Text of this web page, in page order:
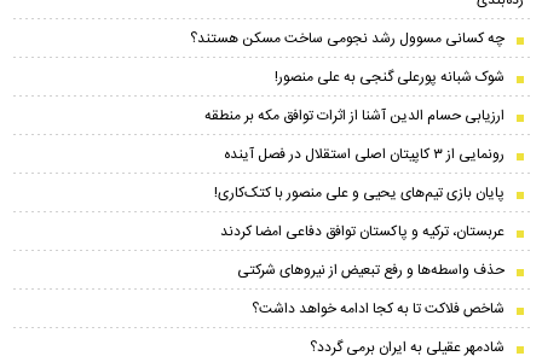
چه کسانی مسوول رشد نجومی ساخت مسکن هستند؟
شوک شبانه پورعلی گنجی به علی منصور!
ارزیابی حسام الدین آشنا از اثرات توافق مکه بر منطقه
رونمایی از ۳ کاپیتان اصلی استقلال در فصل آینده
پایان بازی تیم‌های یحیی و علی منصور با کتک‌کاری!
عربستان، ترکیه و پاکستان توافق دفاعی امضا کردند
حذف واسطه‌ها و رفع تبعیض از نیروهای شرکتی
شاخص فلاکت تا به کجا ادامه خواهد داشت؟
شادمهر عقیلی به ایران برمی گردد؟